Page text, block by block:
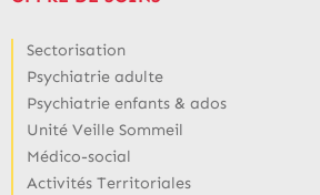
Sectorisation
Psychiatrie adulte
Psychiatrie enfants & ados
Unité Veille Sommeil
Médico-social
Activités Territoriales